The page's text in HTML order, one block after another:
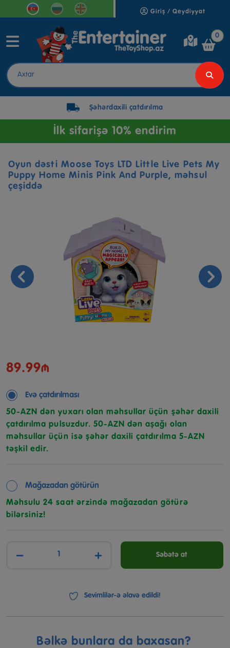
Giriş / Qeydiyyat
0
Şəhərdaxili çatdırılma
İlk sifarişə 10% endirim
Oyun dəsti Moose Toys LTD Little Live Pets My
Puppy Home Minis Pink And Purple, məhsul
çeşiddə
89.99₼
Evə çatdırılması
50-AZN dən yuxarı olan məhsullar üçün şəhər daxili
çatdırılma pulsuzdur. 50-AZN dən aşağı olan
məhsullar üçün isə şəhər daxili çatdırılma 5-AZN
təşkil edir.
Mağazadan götürün
Məhsulu 24 saat ərzində mağazadan götürə
bilərsiniz!
− + Səbətə at
Sevimlilər-ə əlavə edildi!
Bəlkə bunlara da baxasan?